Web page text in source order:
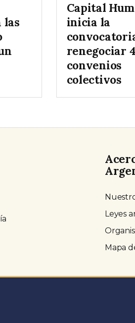
las
Capital
inicia la
renegociar
convenios
colectivos
Leyes
Mapa